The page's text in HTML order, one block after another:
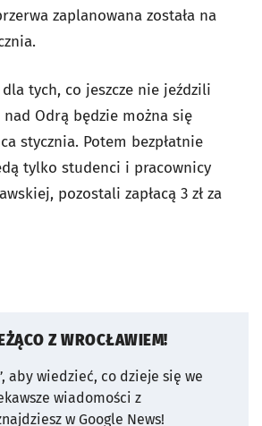
zaplanowana została na
tych, co jeszcze nie jeździli
Odrą będzie można się
stycznia. Potem bezpłatnie
tylko studenci i pracownicy
pozostali zapłacą 3 zł za
Z WROCŁAWIEM!
aby wiedzieć, co dzieje się we
wiadomości z
w Google News!